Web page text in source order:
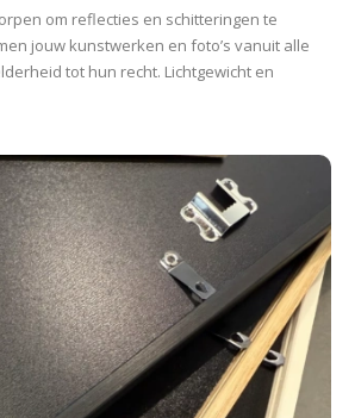
om reflecties en schitteringen te
jouw kunstwerken en foto’s vanuit alle
tot hun recht. Lichtgewicht en